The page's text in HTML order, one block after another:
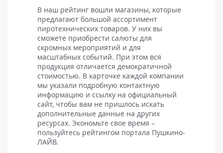
В наш рейтинг вошли магазины, которые
предлагают большой ассортимент
пиротехнических товаров. У них вы
сможете приобрести салюты для
скромных мероприятий и для
масштабных событий. При этом вся
продукция отличается демократичной
стоимостью. В карточке каждой компании
мы указали подробную контактную
информацию и ссылку на официальный
сайт, чтобы вам не пришлось искать
дополнительные данные на других
ресурсах. Экономьте свое время –
пользуйтесь рейтингом портала Пушкино-
ЛАЙВ.